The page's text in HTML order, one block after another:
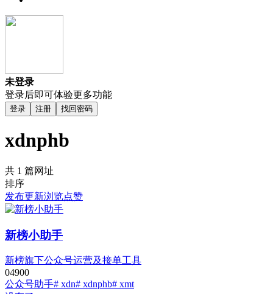
未登录
登录后即可体验更多功能
登录 注册 找回密码
xdnphb
共 1 篇网址
排序
发布更新浏览点赞
新榜小助手
新榜旗下公众号运营及接单工具
04900
公众号助手# xdn# xdnphb# xmt